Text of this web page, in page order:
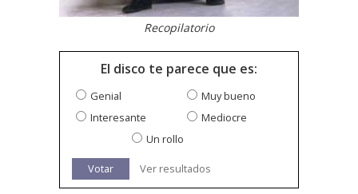
Recopilatorio
El disco te parece que es:
Genial
Muy bueno
Interesante
Mediocre
Un rollo
Votar Ver resultados